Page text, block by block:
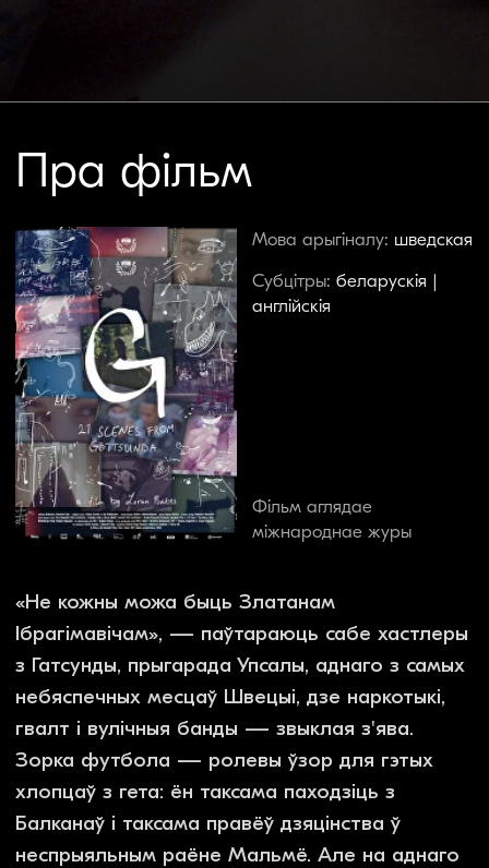
«Не кожны можа быць Златанам
Ібрагімавічам», — паўтараюць сабе хастлеры
з Гатсунды, прыгарада Упсалы, аднаго з самых
небяспечных месцаў Швецыі, дзе наркотыкі,
гвалт і вулічныя банды — звыклая з'ява.
Зорка футбола — ролевы ўзор для гэтых
хлопцаў з гета: ён таксама паходзіць з
Балканаў і таксама правёў дзяцінства ў
неспрыяльным раёне Мальмё. Але на аднаго
Ібрагімавіча прыпадае сотня звычайных
хлопцаў, якія ў выніку ўсё жыццё бадзяюцца
паміж домам і турмой. Камусьці шанцуе крыху
больш, як рэжысёру Лорану Баці, які змог
вырвацца з разбуральнага асяроддзя
Гатсунды дзякуючы спорту і творчасці. І
пакуль ён шукае свой шлях, яго сябры
дзяцінства, наадварот, усё больш
нефільтраваны погляд Баці на праблему
жорсткасці бандаў у шведскіх прыгарадах,
якая звычайна схавана ад старонніх вачэй за
шырмай скандынаўскага дабрабыту. Балючы
партрэт роднага месца ствараўся цягам пяці
гадоў з вялікай любоўю і трывогай за братоў,
вестку пра смерць якіх можа ў любы момант
прынесці адзін тэлефонны званок. Не кожны
можа быць Златанам Ібрагімавічам, але што
рабіць астатнім?
Фільм паказвае непрадказальнае асяроддзе,